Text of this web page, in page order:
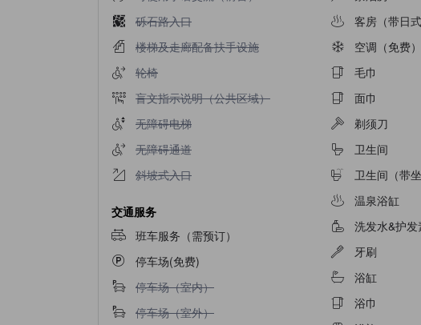
不提供砾石路入口
砾石路入口
不提供楼梯及走廊配备扶手设施
楼梯及走廊配备扶手设施
不提供轮椅
轮椅
不提供盲文指示说明（公共区域）
盲文指示说明（公共区域）
不提供无障碍电梯
无障碍电梯
不提供无障碍通道
无障碍通道
不提供斜坡式入口
斜坡式入口
交通服务
班车服务（需预订）
停车场(免费)
不提供停车场（室内）
停车场（室内）
不提供停车场（室外）
停车场（室外）
客房（带日
空调（免费）
毛巾
面巾
剃须刀
卫生间
卫生间（带坐
温泉浴缸
洗发水&护发
牙刷
浴缸
浴巾